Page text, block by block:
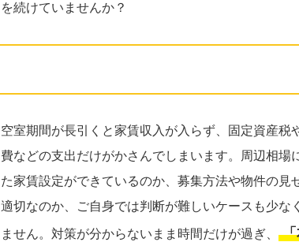
を続けていませんか？
空室期間が長引くと家賃収入が入らず、固定資産税
費などの支出だけがかさんでしまいます。周辺相場
た家賃設定ができているのか、募集方法や物件の見
適切なのか、ご自身では判断が難しいケースも少な
ません。対策が分からないまま時間だけが過ぎ、